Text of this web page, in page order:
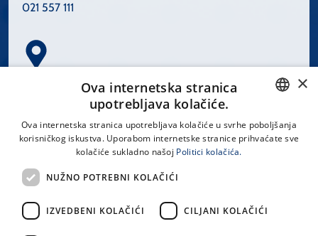
021 557 111
Spinčićeva 1, 21000 Split
LINKOVI
CROATIAN
×
Ova internetska stranica
upotrebljava kolačiće.
Ova internetska stranica upotrebljava kolačiće u svrhe poboljšanja
korisničkog iskustva. Uporabom internetske stranice prihvaćate sve
kolačiće sukladno našoj Politici kolačića.
NUŽNO POTREBNI KOLAČIĆI
IZVEDBENI KOLAČIĆI CILJANI KOLAČIĆI